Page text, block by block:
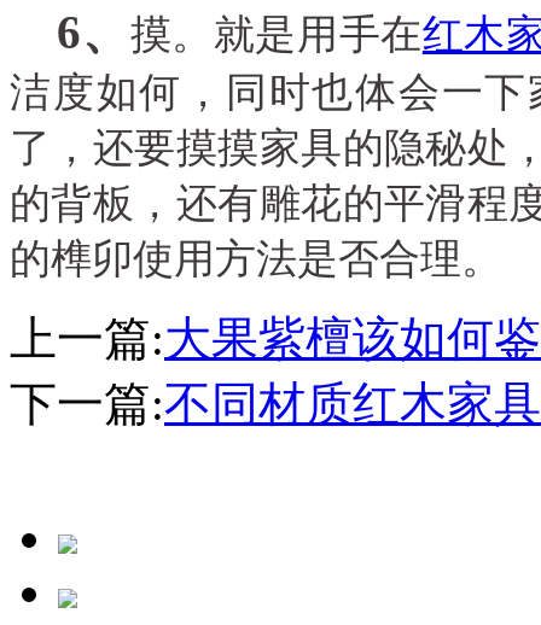
6、 摸。就是用手在红木
洁度如何，同时也体会一
了，还要摸摸家具的隐秘处
的背板，还有雕花的平滑程
的榫卯使用方法是否合理。
上一篇:大果紫檀该如何
下一篇:不同材质红木家